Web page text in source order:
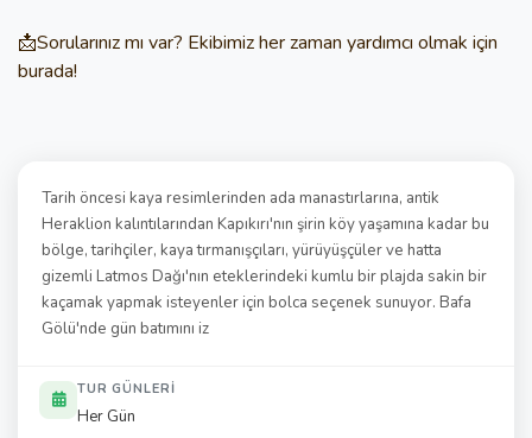
📩Sorularınız mı var? Ekibimiz her zaman yardımcı olmak için
burada!
Tarih öncesi kaya resimlerinden ada manastırlarına, antik
Heraklion kalıntılarından Kapıkırı'nın şirin köy yaşamına kadar bu
bölge, tarihçiler, kaya tırmanışçıları, yürüyüşçüler ve hatta
gizemli Latmos Dağı'nın eteklerindeki kumlu bir plajda sakin bir
kaçamak yapmak isteyenler için bolca seçenek sunuyor. Bafa
Gölü'nde gün batımını iz
TUR GÜNLERI
Her Gün